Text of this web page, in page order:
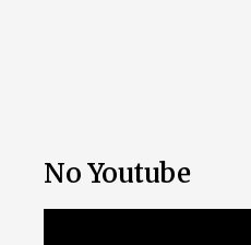
No Youtube